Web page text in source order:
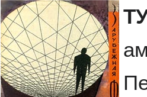
Перейти
к
навигации
Перейти
к
поиску